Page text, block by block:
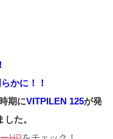
かに！！
期にVITPILEN 125が発
た。